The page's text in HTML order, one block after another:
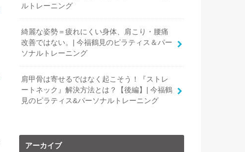
ルトレーニング
綺麗な姿勢＝疲れにくい身体、肩こり・腰痛
改善ではない。| 今福鶴見のピラティス＆パー
ソナルトレーニング
肩甲骨は寄せるではなく起こそう！『ストレ
ートネック』解決方法とは？【後編】| 今福鶴
見のピラティス&パーソナルトレーニング
アーカイブ